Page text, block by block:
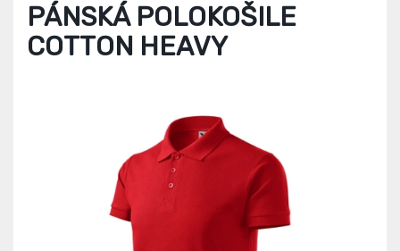
PÁNSKÁ POLOKOŠILE
COTTON HEAVY